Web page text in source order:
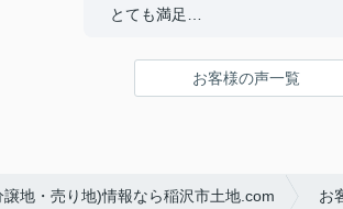
Thank you so much for assisting
とても満足
■ご友人や知人が不動産の購入や売
場合、当店を薦めようと思いますか
アドバイスやメッセージ等、何でも
初めての事でわからない部々をて
お客様の声一覧
地・売り地)情報なら稲沢市土地.com お